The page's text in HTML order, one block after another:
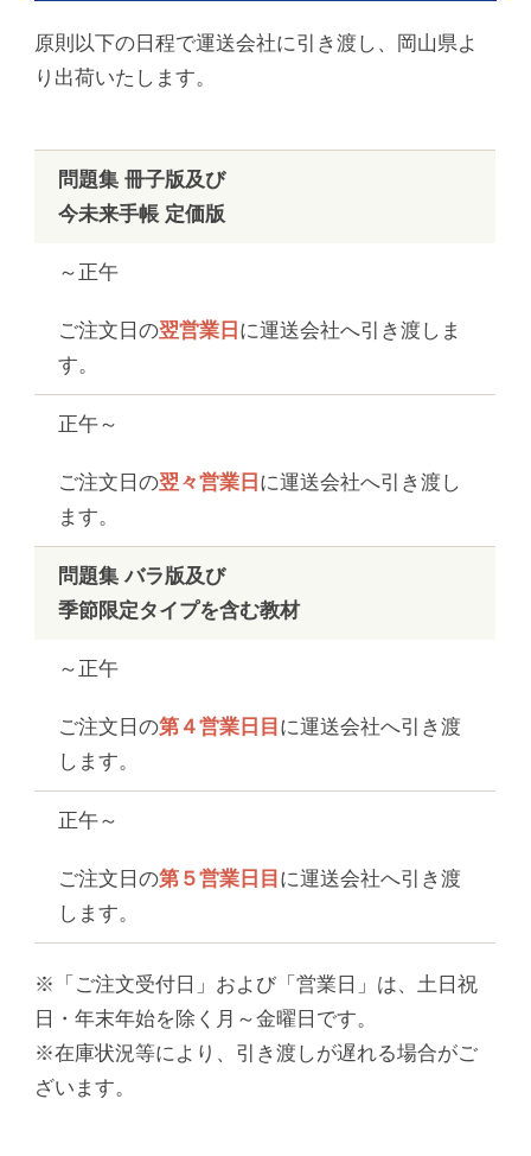
原則以下の日程で運送会社に引き渡し、岡山県よ
り出荷いたします。
問題集 冊子版及び
今未来手帳 定価版
～正午
ご注文日の翌営業日 に運送会社へ引き渡しま
す。
正午～
ご注文日の翌々営業日 に運送会社へ引き渡し
ます。
問題集 バラ版及び
季節限定タイプを含む教材
～正午
ご注文日の第４営業日目 に運送会社へ引き渡
します。
正午～
ご注文日の第５営業日目 に運送会社へ引き渡
します。
※「ご注文受付日」および「営業日」は、土日祝
日・年末年始を除く月～金曜日です。
※在庫状況等により、引き渡しが遅れる場合がご
ざいます。